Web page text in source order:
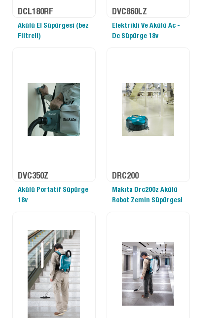
DCL180RF
Akülü El Süpürgesi (bez
Filtreli)
DVC860LZ
Elektrikli Ve Akülü Ac -
Dc Süpürge 18v
DVC350Z
Akülü Portatif Süpürge
18v
DRC200
Makıta Drc200z Akülü
Robot Zemin Süpürgesi